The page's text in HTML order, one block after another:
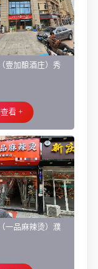
壹加酿酒庄）秀
铺转让
看 +
一品麻辣烫）濮
让